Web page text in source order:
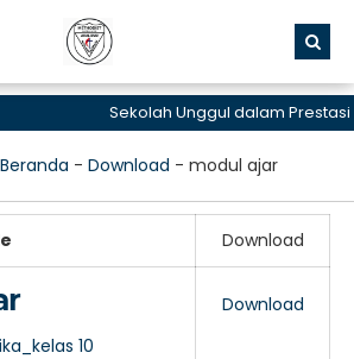
Sekolah Unggul dalam Prestasi
Beranda - Download - modul ajar
Download
10
Download